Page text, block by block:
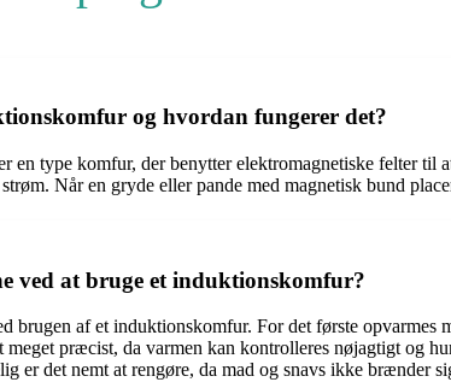
og hvordan fungerer det?
en type komfur, der benytter elektromagnetiske felter til
Når en gryde eller pande med magnetisk bund
ved at bruge et induktionskomfur?
brugen af et induktionskomfur. For det første
præcist, da varmen kan kontrolleres nøjagtigt og
er det nemt at rengøre, da mad og snavs ikke brænder